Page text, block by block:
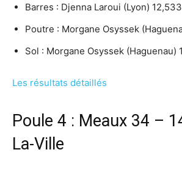
Barres : Djenna Laroui (Lyon) 12,533
Poutre : Morgane Osyssek
Sol : Morgane Osyssek (Haguenau)
Les résultats détaillés
Poule 4 : Meaux 34 –
La-Ville